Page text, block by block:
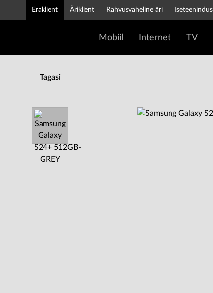
Eraklient Äriklient Rahvusvaheline äri Iseteenindus
Mobiil Internet TV
Tagasi